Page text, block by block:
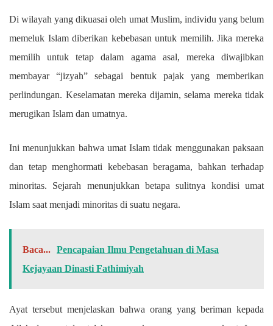
Di wilayah yang dikuasai oleh umat Muslim, individu yang belum
memeluk Islam diberikan kebebasan untuk memilih. Jika mereka
memilih untuk tetap dalam agama asal, mereka diwajibkan
membayar “jizyah” sebagai bentuk pajak yang memberikan
perlindungan. Keselamatan mereka dijamin, selama mereka tidak
merugikan Islam dan umatnya.
Ini menunjukkan bahwa umat Islam tidak menggunakan paksaan
dan tetap menghormati kebebasan beragama, bahkan terhadap
minoritas. Sejarah menunjukkan betapa sulitnya kondisi umat
Islam saat menjadi minoritas di suatu negara.
Baca... Pencapaian Ilmu Pengetahuan di Masa
Kejayaan Dinasti Fathimiyah
Ayat tersebut menjelaskan bahwa orang yang beriman kepada